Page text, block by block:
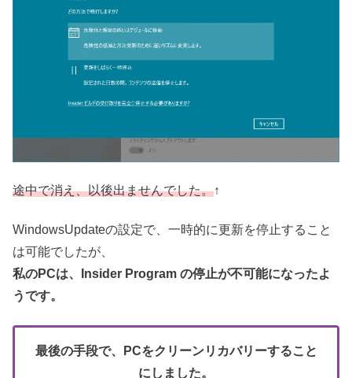
途中で消え、以後出ませんでした。↑
WindowsUpdateの設定で、一時的に更新を停止すること
は可能でしたが、
私のPCは、Insider Program の停止が不可能になったよ
うです。
最後の手段で、PCをクリーンリカバリーすること
にしました。